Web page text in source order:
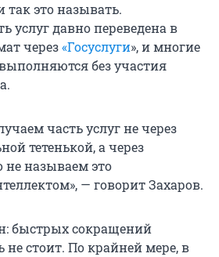
это называть.
услуг давно переведена в
через«Госуслуги», и многие
без участия
часть услуг не через
тетенькой, а через
не называем это
— говорит Захаров.
быстрых сокращений
стоит. По крайней мере, в